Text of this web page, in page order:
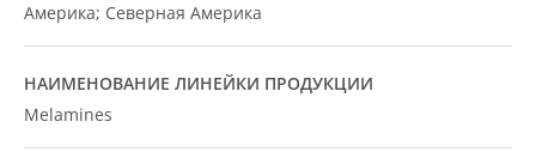
Америка; Северная Америка
НАИМЕНОВАНИЕ ЛИНЕЙКИ ПРОДУКЦИИ
Melamines